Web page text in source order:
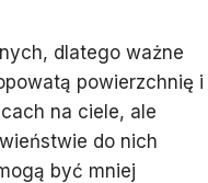
dlatego ważne
powierzchnię i
na ciele, ale
do nich
być mniej